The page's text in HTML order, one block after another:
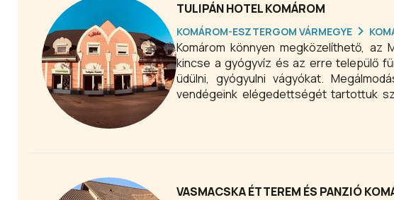
TULIPÁN HOTEL KOMÁROM
KOMÁROM-ESZTERGOM VÁRMEGYE
Komárom könnyen megközelíthető,
kincse a gyógyvíz és az erre települő
üdülni, gyógyulni vágyókat.
vendégeink elégedettségét tartottuk
Komáromba.
VASMACSKA ÉTTEREM ÉS PANZIÓ